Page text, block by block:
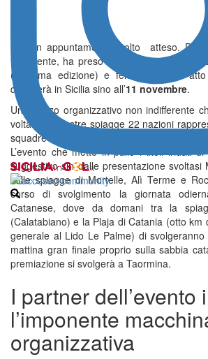
Era un appuntamento molto atteso.
finalmente, ha preso il via il
Mondiale di
(39esima edizione) e femminile (30°
disputerà in Sicilia sino all’11 novembre.
Uno sforzo organizzativo non indifferente
volta sulle nostre spiagge 22 nazioni
squadre maschili e da 11 femminile con
L’evento che mette in palio i titoli iridati
suggestivo sin dalle presentazione svoltasi
sulle spiagge di Mortelle, Alì Terme e
corso di svolgimento la giornata
Catanese, dove da domani tra la
(Calatabiano) e la Plaja di Catania (otto km
generale al Lido Le Palme) di
mattina gran finale proprio sulla sabbia
premiazione si svolgerà a Taormina.
I partner dell’evento
l’imponente
organizzativa